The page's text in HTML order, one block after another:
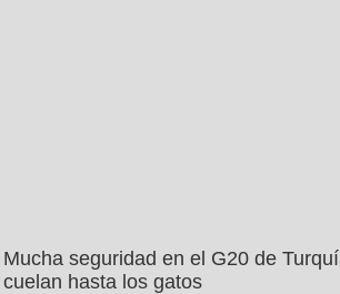
Mucha seguridad en el G20 de
cuelan hasta los gatos